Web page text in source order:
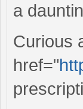
a
Curious
href="